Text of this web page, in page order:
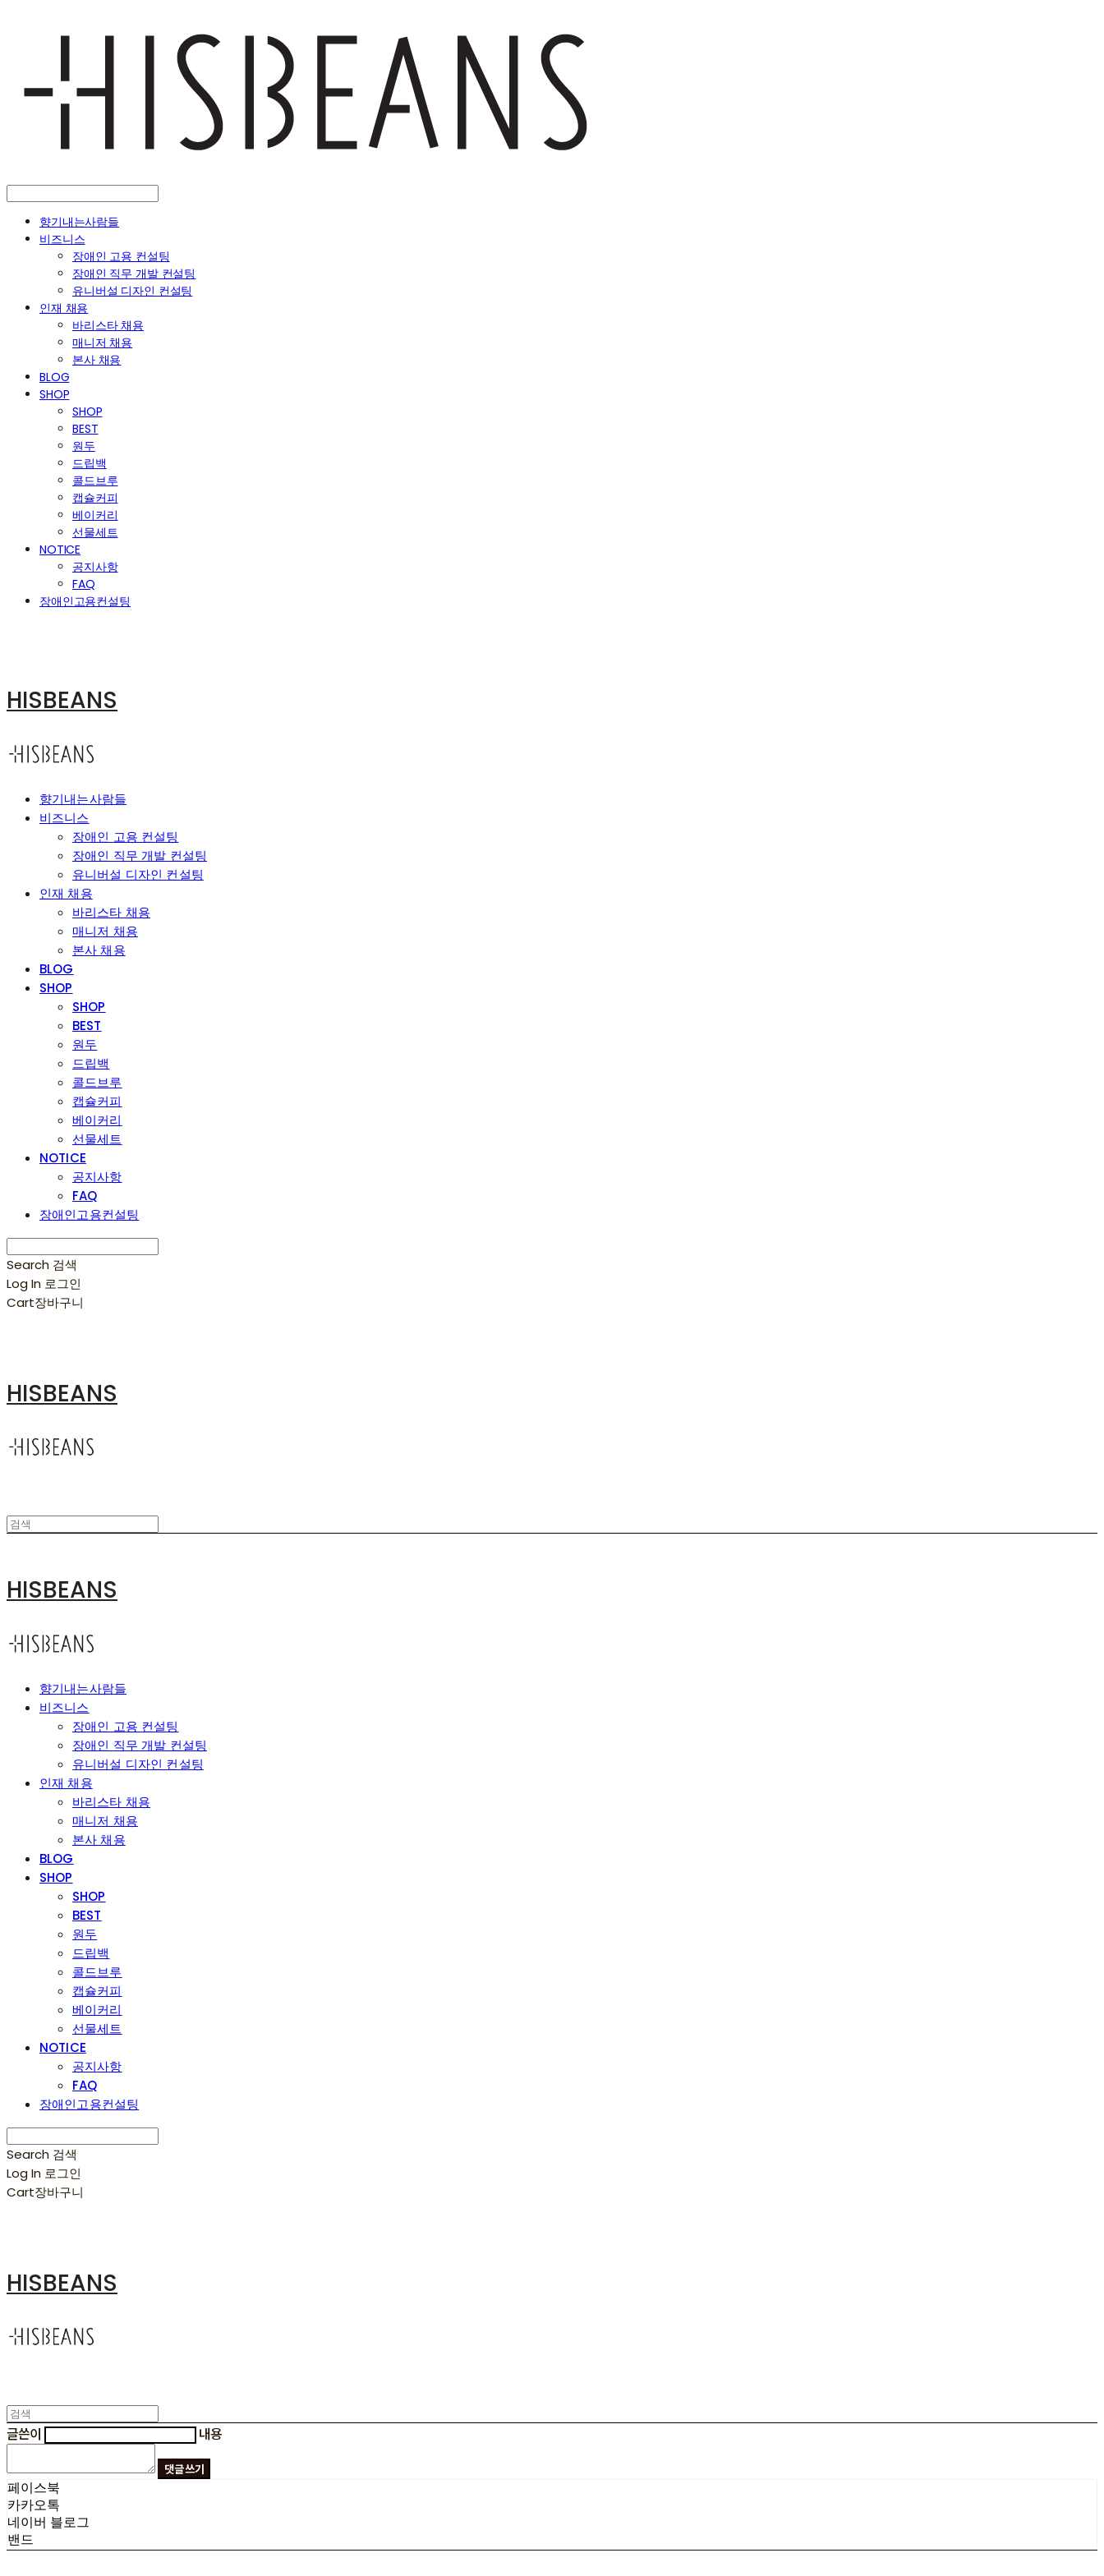
향기내는사람들
비즈니스
장애인 고용 컨설팅
장애인 직무 개발 컨설팅
유니버설 디자인 컨설팅
인재 채용
바리스타 채용
매니저 채용
본사 채용
BLOG
SHOP
SHOP
BEST
원두
드립백
콜드브루
캡슐커피
베이커리
선물세트
NOTICE
공지사항
FAQ
장애인고용컨설팅
HISBEANS
향기내는사람들
비즈니스
장애인 고용 컨설팅
장애인 직무 개발 컨설팅
유니버설 디자인 컨설팅
인재 채용
바리스타 채용
매니저 채용
본사 채용
BLOG
SHOP
SHOP
BEST
원두
드립백
콜드브루
캡슐커피
베이커리
선물세트
NOTICE
공지사항
FAQ
장애인고용컨설팅
Search 검색
Log In 로그인
Cart장바구니
HISBEANS
HISBEANS
향기내는사람들
비즈니스
장애인 고용 컨설팅
장애인 직무 개발 컨설팅
유니버설 디자인 컨설팅
인재 채용
바리스타 채용
매니저 채용
본사 채용
BLOG
SHOP
SHOP
BEST
원두
드립백
콜드브루
캡슐커피
베이커리
선물세트
NOTICE
공지사항
FAQ
장애인고용컨설팅
Search 검색
Log In 로그인
Cart장바구니
HISBEANS
글쓴이 내용
댓글 쓰기
페이스북
카카오톡
네이버 블로그
밴드